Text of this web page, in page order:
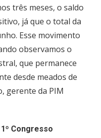
três meses, o saldo
já que o total da
Esse movimento
observamos o
que permanece
desde meados de
gerente da PIM
Congresso